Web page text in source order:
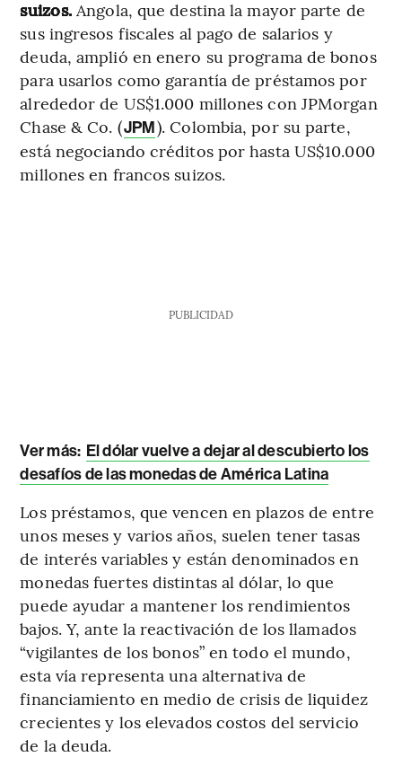
suizos. Angola, que destina la mayor parte de
sus ingresos fiscales al pago de salarios y
deuda, amplió en enero su programa de bonos
para usarlos como garantía de préstamos por
alrededor de US$1.000 millones con JPMorgan
Chase & Co. (JPM). Colombia, por su parte,
está negociando créditos por hasta US$10.000
millones en francos suizos.
PUBLICIDAD
Ver más: El dólar vuelve a dejar al descubierto los
desafíos de las monedas de América Latina
Los préstamos, que vencen en plazos de entre
unos meses y varios años, suelen tener tasas
de interés variables y están denominados en
monedas fuertes distintas al dólar, lo que
puede ayudar a mantener los rendimientos
bajos. Y, ante la reactivación de los llamados
“vigilantes de los bonos” en todo el mundo,
esta vía representa una alternativa de
financiamiento en medio de crisis de liquidez
crecientes y los elevados costos del servicio
de la deuda.